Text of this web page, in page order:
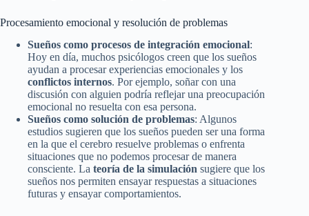
Procesamiento emocional y resolución de problemas
Sueños como procesos de integración emocional:
Hoy en día, muchos psicólogos creen que los sueños
ayudan a procesar experiencias emocionales y los
conflictos internos. Por ejemplo, soñar con una
discusión con alguien podría reflejar una preocupación
emocional no resuelta con esa persona.
Sueños como solución de problemas: Algunos
estudios sugieren que los sueños pueden ser una forma
en la que el cerebro resuelve problemas o enfrenta
situaciones que no podemos procesar de manera
consciente. La teoría de la simulación sugiere que los
sueños nos permiten ensayar respuestas a situaciones
futuras y ensayar comportamientos.